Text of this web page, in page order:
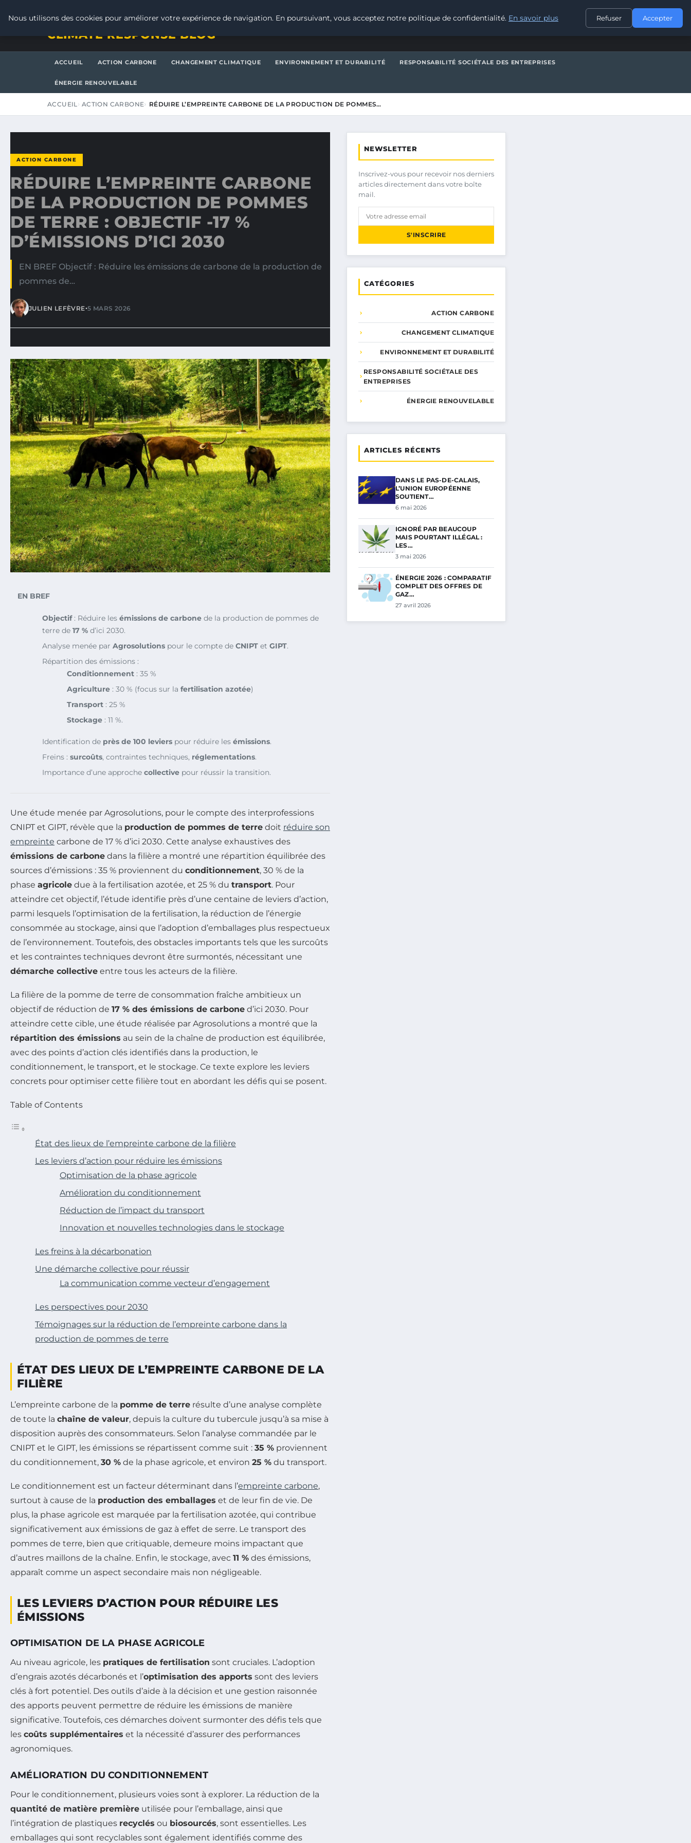
CONTACT
CLIMATE RESPONSE BLOG
ACCUEIL ACTION CARBONE CHANGEMENT CLIMATIQUE ENVIRONNEMENT ET DURABILITÉ RESPONSABILITÉ SOCIÉTALE DES ENTREPRISES
ÉNERGIE RENOUVELABLE
ACCUEIL ACTION CARBONE RÉDUIRE L’EMPREINTE CARBONE DE LA PRODUCTION DE POMMES…
ACTION CARBONE
RÉDUIRE L’EMPREINTE CARBONE
DE LA PRODUCTION DE POMMES
DE TERRE : OBJECTIF -17 %
D’ÉMISSIONS D’ICI 2030
EN BREF Objectif : Réduire les émissions de carbone de la production de
pommes de…
JULIEN LEFÈVRE•5 MARS 2026
EN BREF
Objectif: Réduire les émissions de carbone de la production de pommes de
terre de 17 % d’ici 2030.
Analyse menée par Agrosolutions pour le compte de CNIPT et GIPT.
Répartition des émissions :
Conditionnement : 35 %
Agriculture : 30 % (focus sur la fertilisation azotée)
Transport : 25 %
Stockage : 11 %.
Identification de près de 100 leviers pour réduire les émissions.
Freins : surcoûts, contraintes techniques, réglementations.
Importance d’une approche collective pour réussir la transition.
Une étude menée par Agrosolutions, pour le compte des interprofessions
CNIPT et GIPT, révèle que la production de pommes de terre doit réduire son
empreinte carbone de 17 % d’ici 2030. Cette analyse exhaustives des
émissions de carbone dans la filière a montré une répartition équilibrée des
sources d’émissions : 35 % proviennent du conditionnement, 30 % de la
phase agricole due à la fertilisation azotée, et 25 % du transport. Pour
atteindre cet objectif, l’étude identifie près d’une centaine de leviers d’action,
parmi lesquels l’optimisation de la fertilisation, la réduction de l’énergie
consommée au stockage, ainsi que l’adoption d’emballages plus respectueux
de l’environnement. Toutefois, des obstacles importants tels que les surcoûts
et les contraintes techniques devront être surmontés, nécessitant une
démarche collective entre tous les acteurs de la filière.
La filière de la pomme de terre de consommation fraîche ambitieux un
objectif de réduction de 17 % des émissions de carbone d’ici 2030. Pour
atteindre cette cible, une étude réalisée par Agrosolutions a montré que la
répartition des émissions au sein de la chaîne de production est équilibrée,
avec des points d’action clés identifiés dans la production, le
conditionnement, le transport, et le stockage. Ce texte explore les leviers
concrets pour optimiser cette filière tout en abordant les défis qui se posent.
Table of Contents
État des lieux de l’empreinte carbone de la filière
Les leviers d’action pour réduire les émissions
Optimisation de la phase agricole
Amélioration du conditionnement
Réduction de l’impact du transport
Innovation et nouvelles technologies dans le stockage
Les freins à la décarbonation
Une démarche collective pour réussir
La communication comme vecteur d’engagement
Les perspectives pour 2030
Témoignages sur la réduction de l’empreinte carbone dans la
production de pommes de terre
ÉTAT DES LIEUX DE L’EMPREINTE CARBONE DE LA
FILIÈRE
L’empreinte carbone de la pomme de terre résulte d’une analyse complète
de toute la chaîne de valeur, depuis la culture du tubercule jusqu’à sa mise à
disposition auprès des consommateurs. Selon l’analyse commandée par le
CNIPT et le GIPT, les émissions se répartissent comme suit : 35 % proviennent
du conditionnement, 30 % de la phase agricole, et environ 25 % du transport.
Le conditionnement est un facteur déterminant dans l’empreinte carbone,
surtout à cause de la production des emballages et de leur fin de vie. De
plus, la phase agricole est marquée par la fertilisation azotée, qui contribue
significativement aux émissions de gaz à effet de serre. Le transport des
pommes de terre, bien que critiquable, demeure moins impactant que
d’autres maillons de la chaîne. Enfin, le stockage, avec 11 % des émissions,
apparaît comme un aspect secondaire mais non négligeable.
LES LEVIERS D’ACTION POUR RÉDUIRE LES
ÉMISSIONS
OPTIMISATION DE LA PHASE AGRICOLE
Au niveau agricole, les pratiques de fertilisation sont cruciales. L’adoption
d’engrais azotés décarbonés et l’optimisation des apports sont des leviers
clés à fort potentiel. Des outils d’aide à la décision et une gestion raisonnée
des apports peuvent permettre de réduire les émissions de manière
significative. Toutefois, ces démarches doivent surmonter des défis tels que
les coûts supplémentaires et la nécessité d’assurer des performances
agronomiques.
AMÉLIORATION DU CONDITIONNEMENT
Pour le conditionnement, plusieurs voies sont à explorer. La réduction de la
quantité de matière première utilisée pour l’emballage, ainsi que
l’intégration de plastiques recyclés ou biosourcés, sont essentielles. Les
emballages qui sont recyclables sont également identifiés comme des
NEWSLETTER
Inscrivez-vous pour recevoir nos derniers
articles directement dans votre boîte
mail.
S'INSCRIRE
CATÉGORIES
ACTION CARBONE
CHANGEMENT CLIMATIQUE
ENVIRONNEMENT ET DURABILITÉ
RESPONSABILITÉ SOCIÉTALE DES
ENTREPRISES
ÉNERGIE RENOUVELABLE
ARTICLES RÉCENTS
DANS LE PAS-DE-CALAIS,
L’UNION EUROPÉENNE
SOUTIENT…
6 mai 2026
IGNORÉ PAR BEAUCOUP
MAIS POURTANT ILLÉGAL :
LES…
3 mai 2026
ÉNERGIE 2026 : COMPARATIF
COMPLET DES OFFRES DE
GAZ…
27 avril 2026
Nous utilisons des cookies pour améliorer votre expérience de navigation. En poursuivant, vous acceptez notre politique de confidentialité. En savoir plus Refuser Accepter